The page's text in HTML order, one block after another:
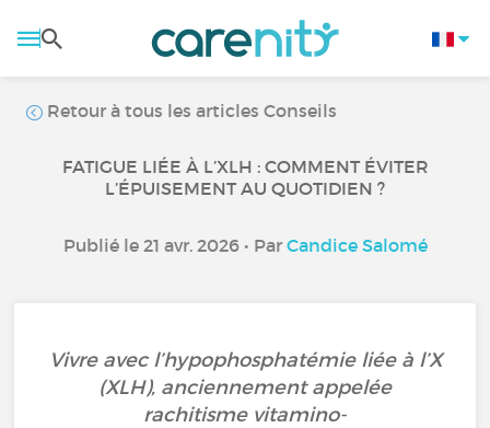
Retour à tous les articles Conseils
FATIGUE LIÉE À L’XLH : COMMENT ÉVITER
L’ÉPUISEMENT AU QUOTIDIEN ?
Publié le 21 avr. 2026 • Par Candice Salomé
Vivre avec l’hypophosphatémie liée à l’X
(XLH), anciennement appelée
rachitisme vitamino-